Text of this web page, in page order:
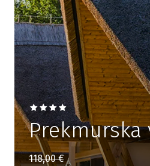
Prekmurska
118,00 €